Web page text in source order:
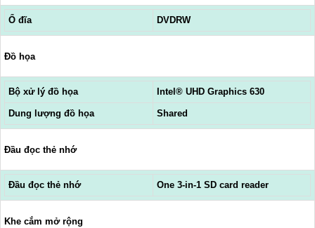
Ổ đĩa DVDRW
Đồ họa
Bộ xử lý đồ họa Intel® UHD Graphics 630
Dung lượng đồ họa Shared
Đầu đọc thẻ nhớ
Đầu đọc thẻ nhớ One 3-in-1 SD card reader
Khe cắm mở rộng